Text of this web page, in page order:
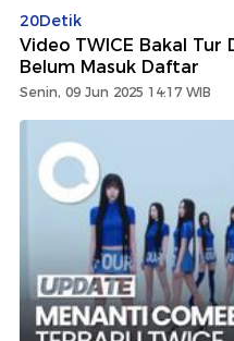
20Detik
Video TWICE Bakal Tur
Belum Masuk Daftar
Senin, 09 Jun 2025 14:17 WIB